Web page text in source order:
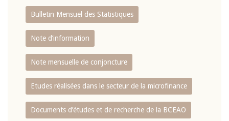
Bulletin Mensuel des Statistiques
Note d’information
Note mensuelle de conjoncture
Etudes réalisées dans le secteur de la microfinance
Documents d’études et de recherche de la BCEAO